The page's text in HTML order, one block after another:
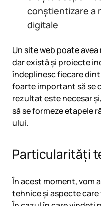
conștientizare a
digitale
Un site web poate
dar există și proiecte
îndeplinesc fiecare
foarte important să se
rezultat este necesar
să se formeze etapele
ului.
Particularități
În acest moment, vom
tehnice și aspecte